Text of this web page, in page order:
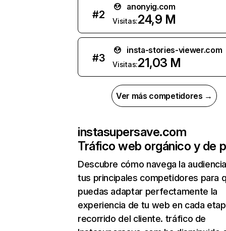
#2
anonyig.com
Visitas:24,9 M
#3
insta-stories-viewer.com
Visitas:21,03 M
Ver más competidores →
instasupersave.com
Tráfico web orgánico y de
Descubre cómo navega la
tus principales competidores para
puedas adaptar perfectamente la
experiencia de tu web en cada
recorrido del cliente. tráfico de